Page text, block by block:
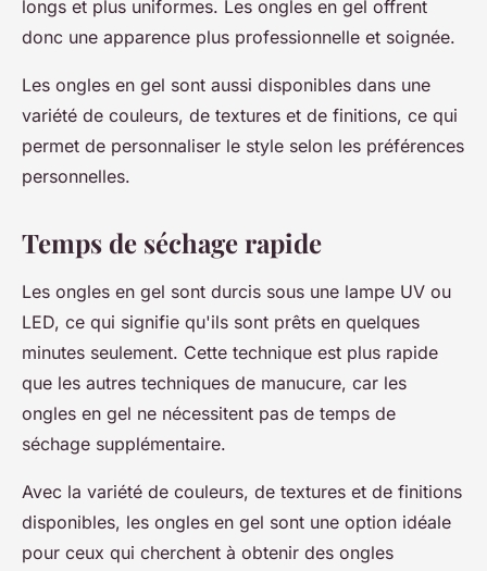
longs et plus uniformes. Les ongles en gel offrent
donc une apparence plus professionnelle et soignée.
Les ongles en gel sont aussi disponibles dans une
variété de couleurs, de textures et de finitions, ce qui
permet de personnaliser le style selon les préférences
personnelles.
Temps de séchage rapide
Les ongles en gel sont durcis sous une lampe UV ou
LED, ce qui signifie qu'ils sont prêts en quelques
minutes seulement. Cette technique est plus rapide
que les autres techniques de manucure, car les
ongles en gel ne nécessitent pas de temps de
séchage supplémentaire.
Avec la variété de couleurs, de textures et de finitions
disponibles, les ongles en gel sont une option idéale
pour ceux qui cherchent à obtenir des ongles